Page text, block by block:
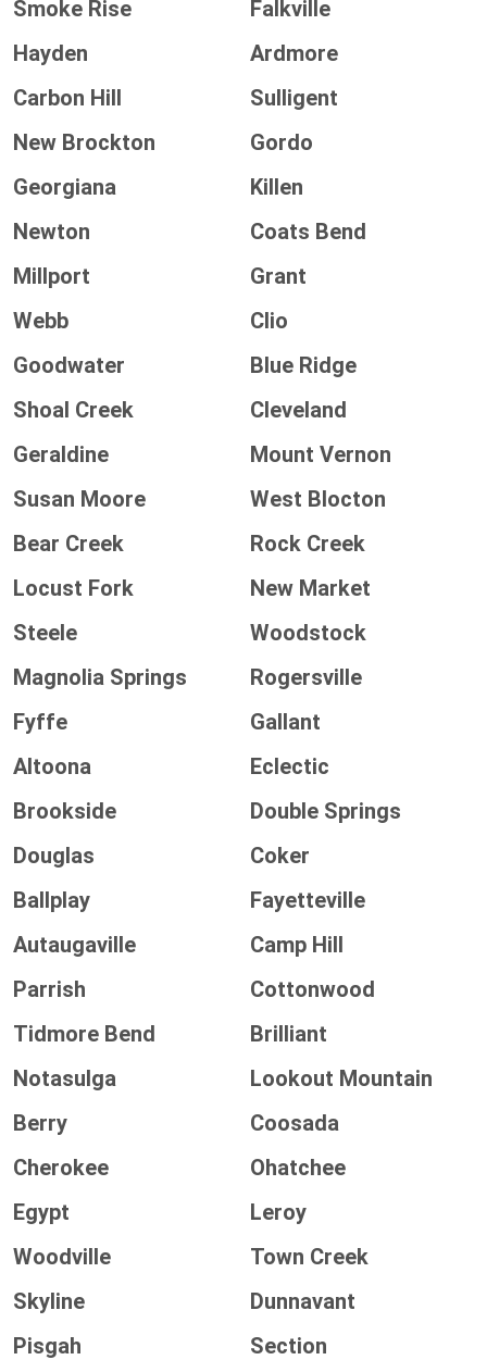
Smoke Rise
Falkville
Hayden
Ardmore
Carbon Hill
Sulligent
New Brockton
Gordo
Georgiana
Killen
Newton
Coats Bend
Millport
Grant
Webb
Clio
Goodwater
Blue Ridge
Shoal Creek
Cleveland
Geraldine
Mount Vernon
Susan Moore
West Blocton
Bear Creek
Rock Creek
Locust Fork
New Market
Steele
Woodstock
Magnolia Springs
Rogersville
Fyffe
Gallant
Altoona
Eclectic
Brookside
Double Springs
Douglas
Coker
Ballplay
Fayetteville
Autaugaville
Camp Hill
Parrish
Cottonwood
Tidmore Bend
Brilliant
Notasulga
Lookout Mountain
Berry
Coosada
Cherokee
Ohatchee
Egypt
Leroy
Woodville
Town Creek
Skyline
Dunnavant
Pisgah
Section